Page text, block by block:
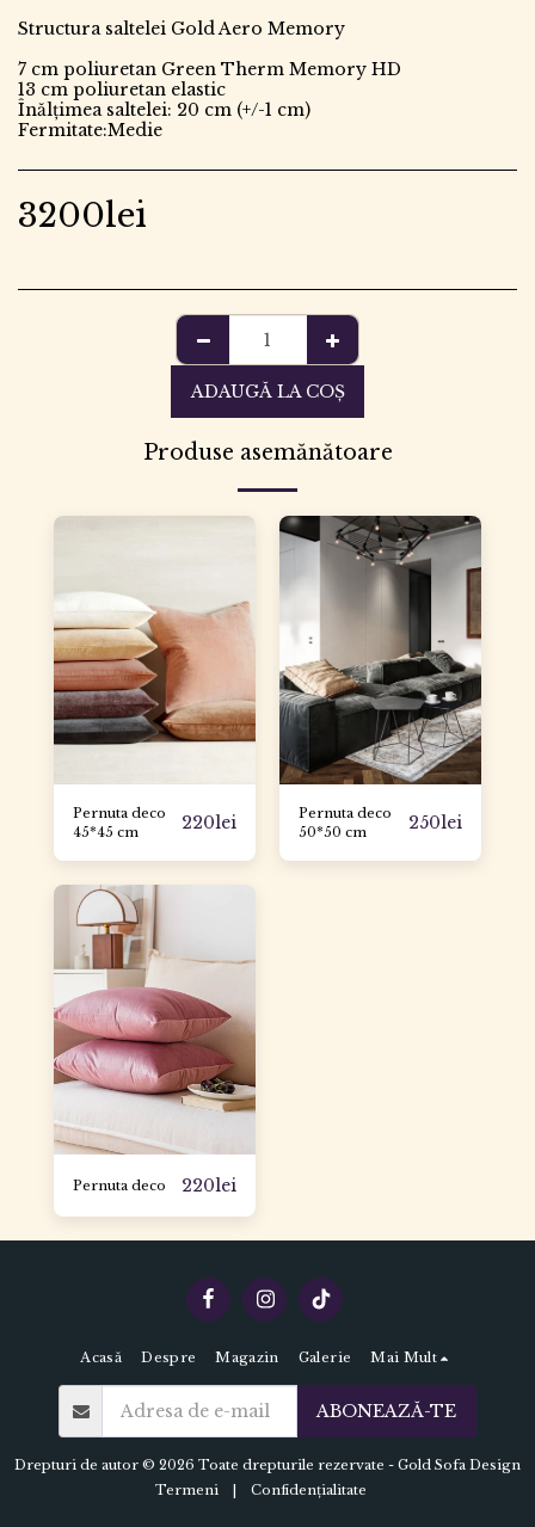
Structura saltelei Gold Aero Memory
7 cm poliuretan Green Therm Memory HD
13 cm poliuretan elastic
Înălțimea saltelei: 20 cm (+/-1 cm)
Fermitate:Medie
3200lei
ADAUGĂ LA COŞ
Produse asemănătoare
Pernuta deco
45*45 cm
220lei
Pernuta deco
50*50 cm
250lei
Pernuta deco 220lei
Acasă Despre Magazin Galerie Mai Mult
ABONEAZĂ-TE
Drepturi de autor © 2026 Toate drepturile rezervate - Gold Sofa Design
Termeni| Confidențialitate